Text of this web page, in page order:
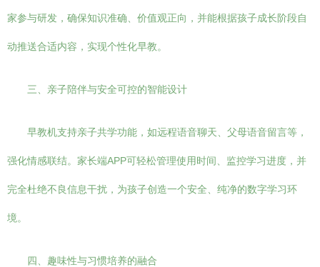
家参与研发，确保知识准确、价值观正向，并能根据孩子成长阶段自
动推送合适内容，实现个性化早教。
三、亲子陪伴与安全可控的智能设计
早教机支持亲子共学功能，如远程语音聊天、父母语音留言等，
强化情感联结。家长端APP可轻松管理使用时间、监控学习进度，并
完全杜绝不良信息干扰，为孩子创造一个安全、纯净的数字学习环
境。
四、趣味性与习惯培养的融合